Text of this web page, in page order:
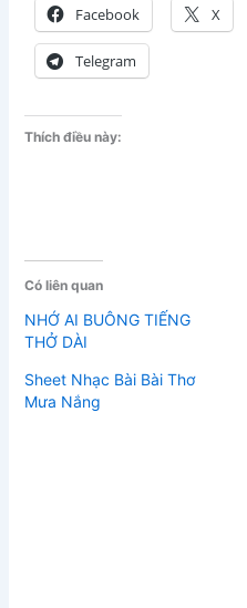
Facebook X
Telegram
Thích điều này:
Có liên quan
NHỚ AI BUÔNG TIẾNG
THỞ DÀI
Sheet Nhạc Bài Bài Thơ
Mưa Nắng